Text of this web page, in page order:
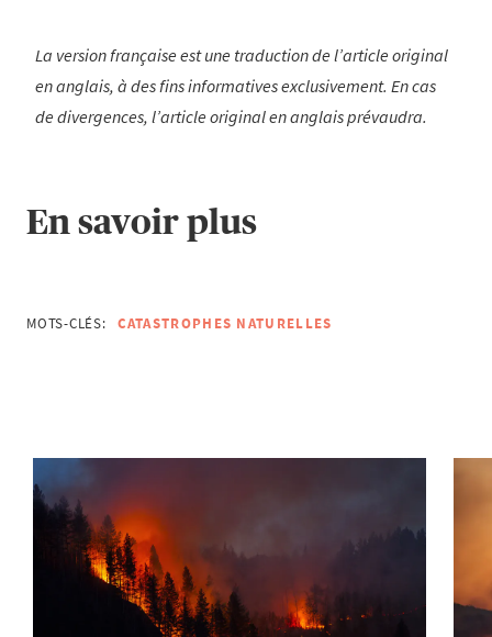
La version française est une traduction de l’article original
en anglais, à des fins informatives exclusivement. En cas
de divergences, l’article original en anglais prévaudra.
En savoir plus
MOTS-CLÉS: CATASTROPHES NATURELLES